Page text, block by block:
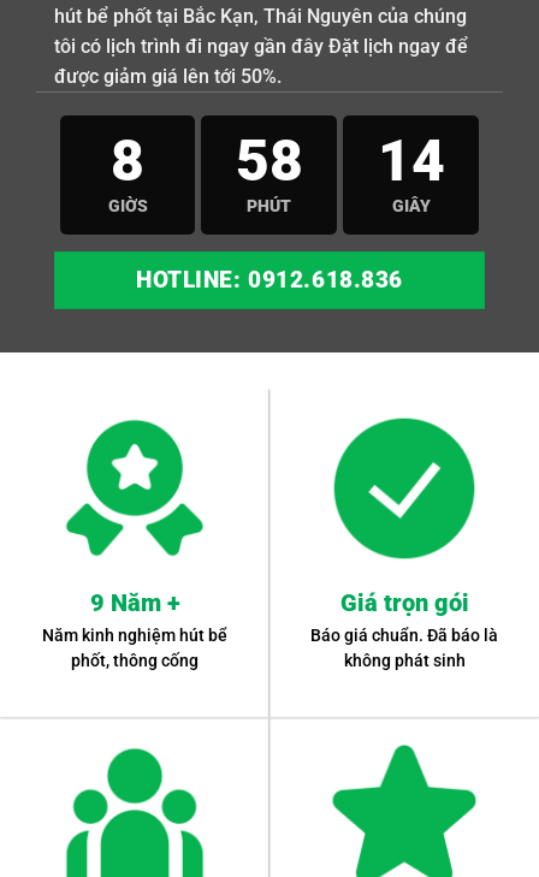
hút bể phốt tại Bắc Kạn, Thái Nguyên của chúng
tôi có lịch trình đi ngay gần đây Đặt lịch ngay để
được giảm giá lên tới 50%.
8
GIỜS
58
PHÚT
13
GIÂY
HOTLINE: 0912.618.836
9 Năm +
Năm kinh nghiệm hút bể
phốt, thông cống
Giá trọn gói
Báo giá chuẩn. Đã báo là
không phát sinh